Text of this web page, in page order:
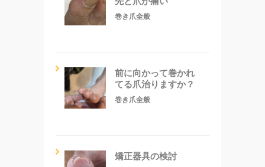
巻き爪全般
前に向かって巻かれ
てる爪治りますか？
巻き爪全般
矯正器具の検討